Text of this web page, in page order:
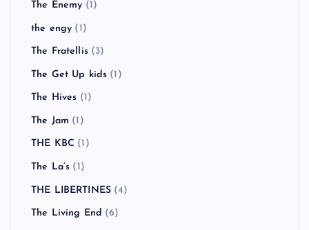
The Enemy (1)
the engy (1)
The Fratellis(3)
The Get Up kids (1)
The Hives (1)
The Jam (1)
THE KBC (1)
The La’s (1)
THE LIBERTINES (4)
The Living End (6)